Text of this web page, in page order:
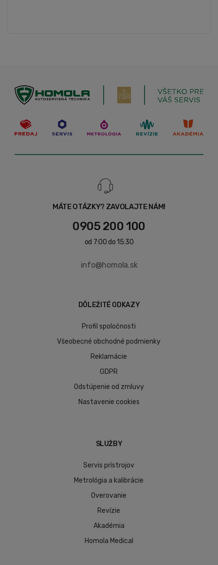
MÁTE OTÁZKY? ZAVOLAJTE NÁM!
0905 200 100
od 7:00 do 15:30
info@homola.sk
DÔLEŽITÉ ODKAZY
Profil spoločnosti
Všeobecné obchodné podmienky
Reklamácie
GDPR
Odstúpenie od zmluvy
Nastavenie cookies
SLUŽBY
Servis prístrojov
Metrológia a kalibrácie
Overovanie
Revízie
Akadémia
Homola Medical